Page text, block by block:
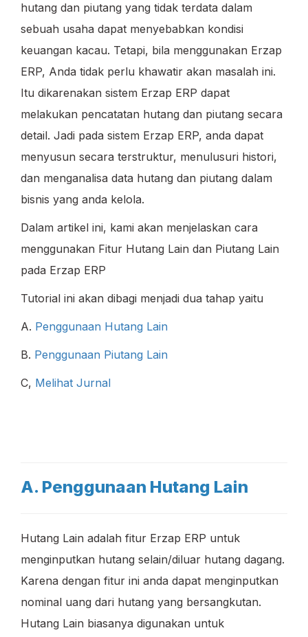
hutang dan piutang yang tidak terdata dalam
sebuah usaha dapat menyebabkan kondisi
keuangan kacau. Tetapi, bila menggunakan Erzap
ERP, Anda tidak perlu khawatir akan masalah ini.
Itu dikarenakan sistem Erzap ERP dapat
melakukan pencatatan hutang dan piutang secara
detail. Jadi pada sistem Erzap ERP, anda dapat
menyusun secara terstruktur, menulusuri histori,
dan menganalisa data hutang dan piutang dalam
bisnis yang anda kelola.
Dalam artikel ini, kami akan menjelaskan cara
menggunakan Fitur Hutang Lain dan Piutang Lain
pada Erzap ERP
Tutorial ini akan dibagi menjadi dua tahap yaitu
A. Penggunaan Hutang Lain
B. Penggunaan Piutang Lain
C, Melihat Jurnal
A. Penggunaan Hutang Lain
Hutang Lain adalah fitur Erzap ERP untuk
menginputkan hutang selain/diluar hutang dagang.
Karena dengan fitur ini anda dapat menginputkan
nominal uang dari hutang yang bersangkutan.
Hutang Lain biasanya digunakan untuk